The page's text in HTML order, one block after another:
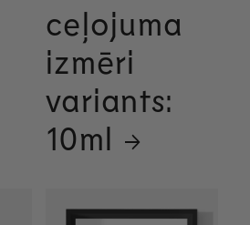
ceļojuma
izmēri
variants:
10ml